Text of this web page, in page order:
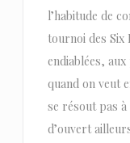
l’habitude de
tournoi des Six
endiablées,
quand on veut
se résout pas à
d’ouvert